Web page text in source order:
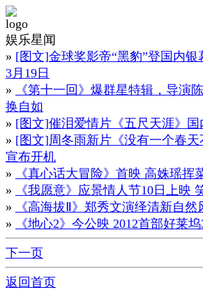
娱乐星闻
» [图文]金球奖影帝“黑豹”登国内银
3月19日
»
《第十一回》爆群星特辑，导演
换自如
» [图文]催泪爱情片《五尺天涯》国
» [图文]周冬雨新片《没有一个春天
宣布开机
»
《真心话大冒险》首映 高姝瑶挥
»
《我愿意》应景情人节10日上映
»
《高海拔Ⅱ》郑秀文演绎清新自然
»
《地心2》今公映 2012首部好莱
下一页
返回首页